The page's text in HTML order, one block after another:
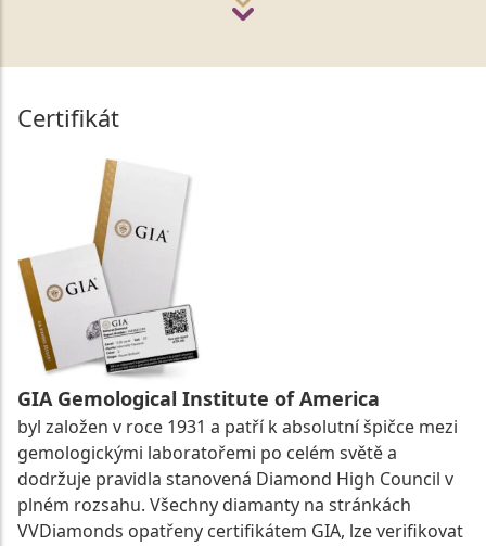
Certifikát
GIA Gemological Institute of America
byl založen v roce 1931 a patří k absolutní špičce mezi
gemologickými laboratořemi po celém světě a
dodržuje pravidla stanovená Diamond High Council v
plném rozsahu. Všechny diamanty na stránkách
VVDiamonds opatřeny certifikátem GIA, lze verifikovat